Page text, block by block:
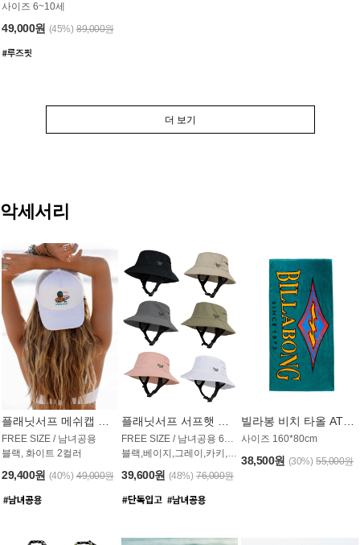
사이즈 6~10세
49,000원 (45%) 89,000원
더 보기
악세서리
FREE SIZE / 남녀공용
블랙, 화이트 2컬러
29,400원 (40%) 49,000원
블랙,베이지,그레이,카키,핑크,화이트
39,600원 (48%) 76,000원
사이즈 160*80cm
38,500원 (30%) 55,000원